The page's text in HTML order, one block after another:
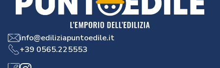
info@ediliziapuntoedile.it
+39 0565.225553